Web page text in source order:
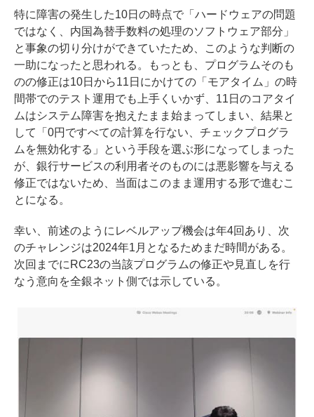
特に障害の発生した10日の時点で「ハードウェアの問題
ではなく、内国為替手数料の処理のソフトウェア部分」
と事象の切り分けができていたため、このような判断の
一助になったと思われる。もっとも、プログラムそのも
のの修正は10日から11日にかけての「モアタイム」の時
間帯でのテスト運用でも上手くいかず、11日のコアタイ
ムはシステム障害を抱えたまま始まってしまい、結果と
して「0円ですべての計算を行ない、チェックプログラ
ムを無効化する」という手段を選ぶ形になってしまった
が、銀行サービスの利用者そのものには悪影響を与える
修正ではないため、当面はこのまま運用する形で進むこ
とになる。
幸い、前述のようにレベルアップ機会は年4回あり、次
のチャレンジは2024年1月となるためまだ時間がある。
次回までにRC23の当該プログラムの修正や見直しを行
なう意向を全銀ネット側では示している。